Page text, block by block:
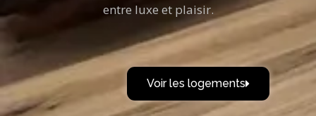
entre luxe et plaisir.
Voir les logements